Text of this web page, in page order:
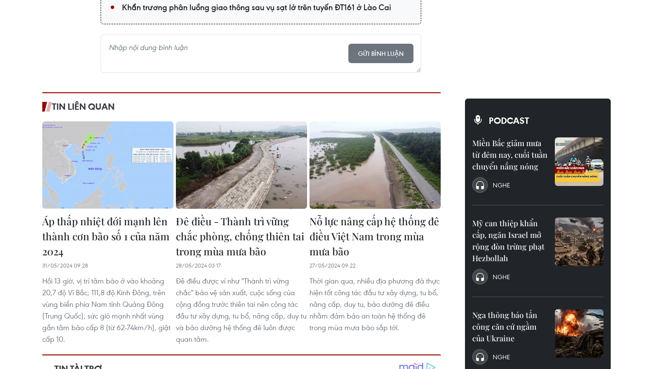
Khẩn trương phân luồng giao thông sau vụ sạt lở trên tuyến ĐT161 ở Lào Cai
GỬI BÌNH LUẬN
TIN LIÊN QUAN
Áp thấp nhiệt đới mạnh lên
thành cơn bão số 1 của năm
2024
31/05/2024 09:28
Hồi 13 giờ, vị trí tâm bão ở vào khoảng
20,7 độ Vĩ Bắc; 111,8 độ Kinh Đông, trên
vùng biển phía Nam tỉnh Quảng Đông
(Trung Quốc); sức gió mạnh nhất vùng
gần tâm bão cấp 8 (từ 62-74km/h), giật
cấp 10.
Đê điều - Thành trì vững
chắc phòng, chống thiên tai
trong mùa mưa bão
28/05/2024 03:17
Đê điều được ví như "Thành trì vững
chắc" bảo vệ sản xuất, cuộc sống của
cộng đồng trước thiên tai nên công tác
đầu tư xây dựng, tu bổ, nâng cấp, duy tu
và bảo dưỡng hệ thống đê luôn được
quan tâm.
Nỗ lực nâng cấp hệ thống đê
điều Việt Nam trong mùa
mưa bão
27/05/2024 09:22
Thời gian qua, nhiều địa phương đã thực
hiện tốt công tác đầu tư xây dựng, tu bổ,
nâng cấp, duy tu, bảo dưỡng đê điều
nhằm đảm bảo an toàn hệ thống đê
trong mùa mưa bão sắp tới.
PODCAST
Miền Bắc giảm mưa
từ đêm nay, cuối tuần
chuyển nắng nóng
NGHE
Mỹ can thiệp khẩn
cấp, ngăn Israel mở
rộng đòn trừng phạt
Hezbollah
NGHE
Nga thông báo tấn
công căn cứ ngầm
của Ukraine
NGHE